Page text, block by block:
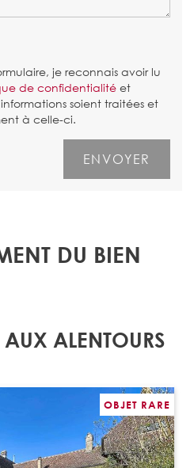
je reconnais avoir lu
de confidentialité et
soient traitées et
à celle-ci.
DU BIEN
AUX ALENTOURS
OBJET RARE